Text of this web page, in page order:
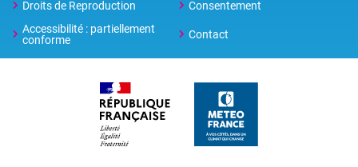
METEO LILLE
METEO ANGERS
METEO GRENOBLE
METEO TOURS
METEO DIJON
METEO LIMOGES
METEO BREST
METEO BESANCON
METEO LE MANS